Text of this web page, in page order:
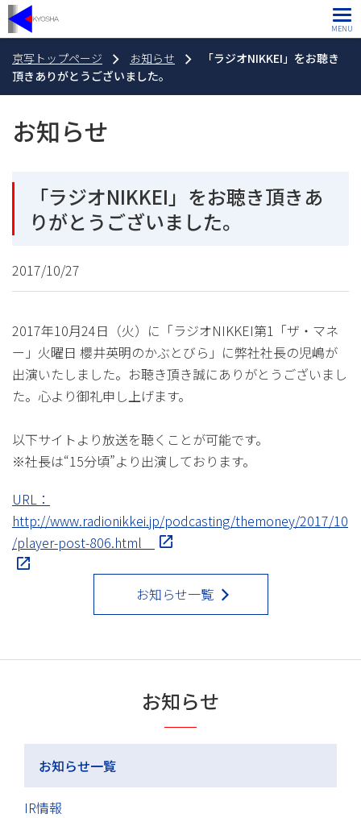
京写トップページ お知らせ
「ラジオNIKKEI」をお聴き
頂きありがとうございました。
お知らせ
「ラジオNIKKEI」をお聴き頂きあ
りがとうございました。
2017/10/27
2017年10月24日（火）に「ラジオNIKKEI第1「ザ・マネ
ー」火曜日 櫻井英明のかぶとびら」に弊社社長の児嶋が
出演いたしました。お聴き頂き誠にありがとうございまし
た。心より御礼申し上げます。
以下サイトより放送を聴くことが可能です。
※社長は“15分頃”より出演しております。
URL：
http://www.radionikkei.jp/podcasting/themoney/2017/10
/player-post-806.html
お知らせ一覧
お知らせ
お知らせ一覧
IR情報
MENU